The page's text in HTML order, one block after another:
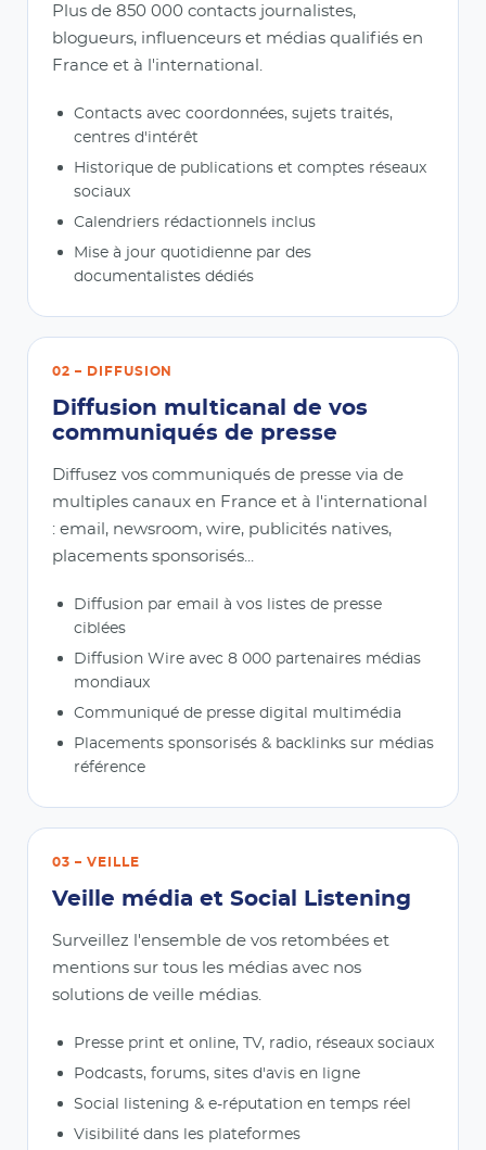
Plus de 850 000 contacts journalistes,
blogueurs, influenceurs et médias qualifiés en
France et à l'international.
Contacts avec coordonnées, sujets traités,
centres d'intérêt
Historique de publications et comptes réseaux
sociaux
Calendriers rédactionnels inclus
Mise à jour quotidienne par des
documentalistes dédiés
02 – DIFFUSION
Diffusion multicanal de vos
communiqués de presse
Diffusez vos communiqués de presse via de
multiples canaux en France et à l'international
: email, newsroom, wire, publicités natives,
placements sponsorisés...
Diffusion par email à vos listes de presse
ciblées
Diffusion Wire avec 8 000 partenaires médias
mondiaux
Communiqué de presse digital multimédia
Placements sponsorisés & backlinks sur médias
référence
03 – VEILLE
Veille média et Social Listening
Surveillez l'ensemble de vos retombées et
mentions sur tous les médias avec nos
solutions de veille médias.
Presse print et online, TV, radio, réseaux sociaux
Podcasts, forums, sites d'avis en ligne
Social listening & e-réputation en temps réel
Visibilité dans les plateformes